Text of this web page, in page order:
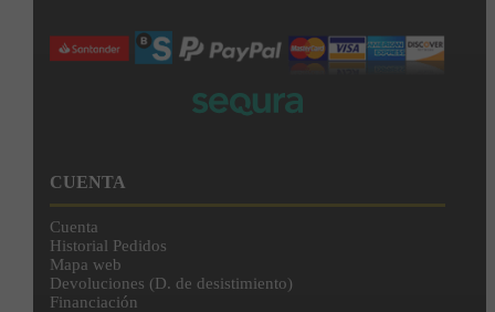
CUENTA
Cuenta
Historial Pedidos
Mapa web
Devoluciones (D. de desistimiento)
Financiación